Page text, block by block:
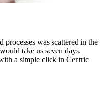
processes was scattered in the
take us seven days.
a simple click in Centric